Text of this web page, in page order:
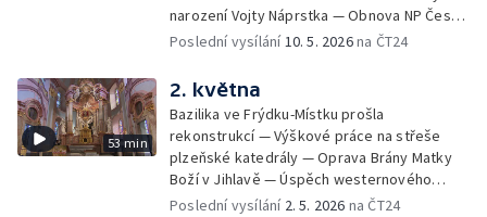
narození Vojty Náprstka — Obnova NP České
Švýcarsko po požáru — Rychlejší opravy
betonovým vejcem v Plzni — Spory o
výtvarná díla s politickým pozadím — Letní
sezona na horách a v kempech —
Povstalecké velitelství Velké Prahy Bartoš
Poslední vysílání 10. 5. 2026na ČT24
53 min
2. května
Bazilika ve Frýdku-Místku prošla
rekonstrukcí — Výškové práce na střeše
plzeňské katedrály — Oprava Brány Matky
Boží v Jihlavě — Úspěch westernového
jezdce z Kobylí — Příběh japonské hraběnky
Poslední vysílání 2. 5. 2026 na ČT24